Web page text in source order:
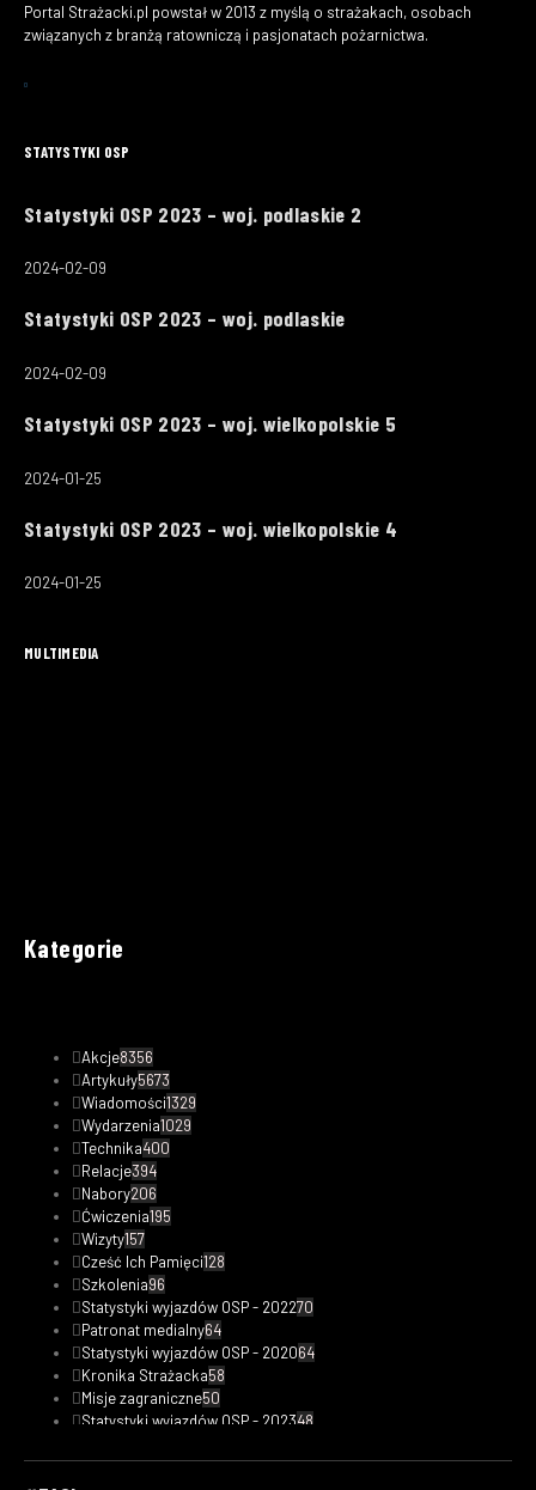
Portal Strażacki.pl powstał w 2013 z myślą o strażakach, osobach
związanych z branżą ratowniczą i pasjonatach pożarnictwa.
STATYSTYKI OSP
Statystyki OSP 2023 – woj. podlaskie 2
2024-02-09
Statystyki OSP 2023 – woj. podlaskie
2024-02-09
Statystyki OSP 2023 – woj. wielkopolskie 5
2024-01-25
Statystyki OSP 2023 – woj. wielkopolskie 4
2024-01-25
MULTIMEDIA
Kategorie
Akcje8356
Artykuły5673
Wiadomości1329
Wydarzenia1029
Technika400
Relacje394
Nabory206
Ćwiczenia195
Wizyty157
Cześć Ich Pamięci128
Szkolenia96
Statystyki wyjazdów OSP - 202270
Patronat medialny64
Statystyki wyjazdów OSP - 202064
Kronika Strażacka58
Misje zagraniczne50
Statystyki wyjazdów OSP - 202348
Fotorelacje33